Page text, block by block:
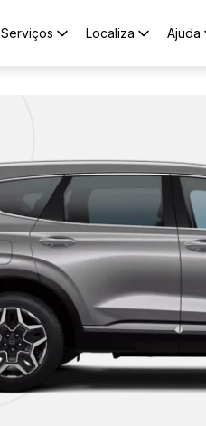
Serviços Localiza Ajuda